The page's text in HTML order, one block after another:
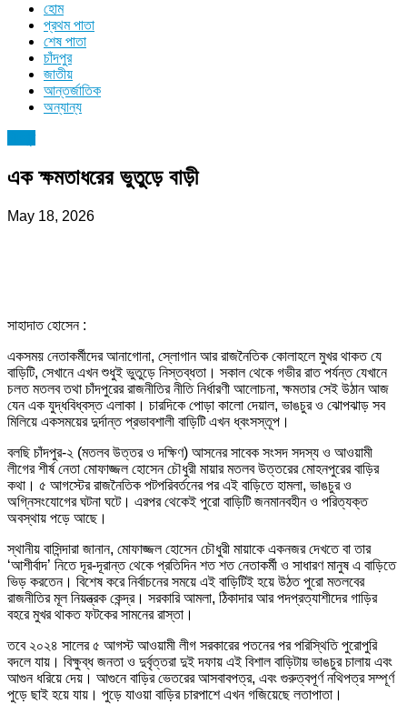
হোম
প্রথম পাতা
শেষ পাতা
চাঁদপুর
জাতীয়
আন্তর্জাতিক
অন্যান্য
এক ক্ষমতাধরের ভুতুড়ে বাড়ী
May 18, 2026
সাহাদাত হোসেন :
একসময় নেতাকর্মীদের আনাগোনা, স্লোগান আর রাজনৈতিক কোলাহলে মুখর থাকত যে
বাড়িটি, সেখানে এখন শুধুই ভুতুড়ে নিস্তব্ধতা। সকাল থেকে গভীর রাত পর্যন্ত যেখানে
চলত মতলব তথা চাঁদপুরের রাজনীতির নীতি নির্ধারণী আলোচনা, ক্ষমতার সেই উঠান আজ
যেন এক যুদ্ধবিধ্বস্ত এলাকা। চারদিকে পোড়া কালো দেয়াল, ভাঙচুর ও ঝোপঝাড় সব
মিলিয়ে একসময়ের দুর্দান্ত প্রভাবশালী বাড়িটি এখন ধ্বংসস্তূপ।
বলছি চাঁদপুর-২ (মতলব উত্তর ও দক্ষিণ) আসনের সাবেক সংসদ সদস্য ও আওয়ামী
লীগের শীর্ষ নেতা মোফাজ্জল হোসেন চৌধুরী মায়ার মতলব উত্তরের মোহনপুরের বাড়ির
কথা। ৫ আগস্টের রাজনৈতিক পটপরিবর্তনের পর এই বাড়িতে হামলা, ভাঙচুর ও
অগ্নিসংযোগের ঘটনা ঘটে। এরপর থেকেই পুরো বাড়িটি জনমানবহীন ও পরিত্যক্ত
অবস্থায় পড়ে আছে।
স্থানীয় বাসিন্দারা জানান, মোফাজ্জল হোসেন চৌধুরী মায়াকে একনজর দেখতে বা তার
‘আশীর্বাদ’ নিতে দূর-দূরান্ত থেকে প্রতিদিন শত শত নেতাকর্মী ও সাধারণ মানুষ এ বাড়িতে
ভিড় করতেন। বিশেষ করে নির্বাচনের সময়ে এই বাড়িটিই হয়ে উঠত পুরো মতলবের
রাজনীতির মূল নিয়ন্ত্রক কেন্দ্র। সরকারি আমলা, ঠিকাদার আর পদপ্রত্যাশীদের গাড়ির
বহরে মুখর থাকত ফটকের সামনের রাস্তা।
তবে ২০২৪ সালের ৫ আগস্ট আওয়ামী লীগ সরকারের পতনের পর পরিস্থিতি পুরোপুরি
বদলে যায়। বিক্ষুব্ধ জনতা ও দুর্বৃত্তরা দুই দফায় এই বিশাল বাড়িটায় ভাঙচুর চালায় এবং
আগুন ধরিয়ে দেয়। আগুনে বাড়ির ভেতরের আসবাবপত্র, এবং গুরুত্বপূর্ণ নথিপত্র সম্পূর্ণ
পুড়ে ছাই হয়ে যায়। পুড়ে যাওয়া বাড়ির চারপাশে এখন গজিয়েছে লতাপাতা।